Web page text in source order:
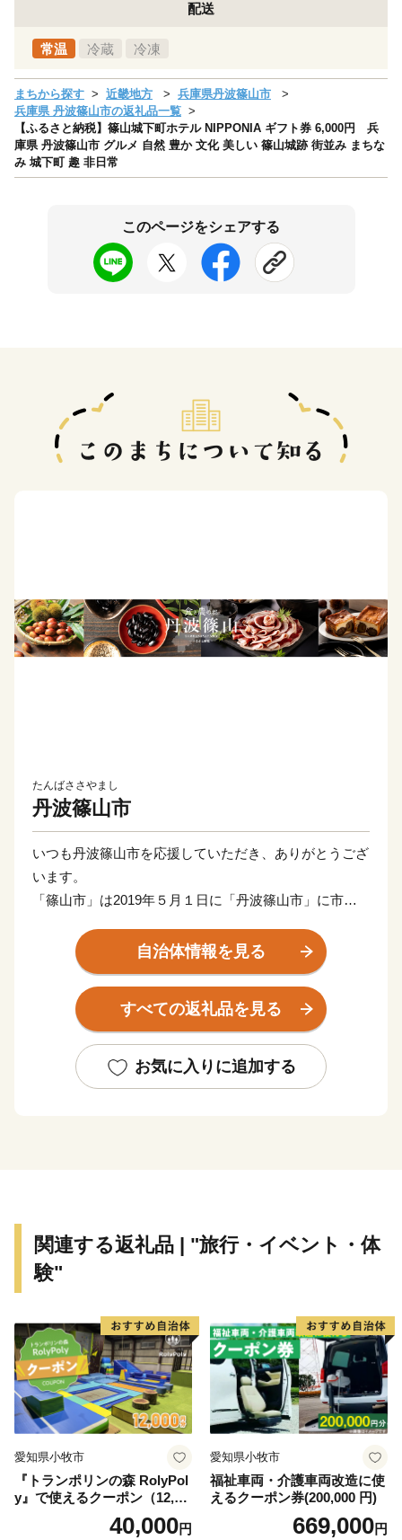
配送
常温 冷蔵 冷凍
まちから探す 近畿地方
兵庫県丹波篠山市
兵庫県 丹波篠山市の返礼品一覧
【ふるさと納税】篠山城下町ホテル NIPPONIA ギフト券 6,000円 兵
庫県 丹波篠山市 グルメ 自然 豊か 文化 美しい 篠山城跡 街並み まちな
み 城下町 趣 非日常
このページをシェアする
たんばささやまし
丹波篠山市
いつも丹波篠山市を応援していただき、ありがとうござ
います。
「篠山市」は2019年５月１日に「丹波篠山市」に市名
これからも、小京都や日本の原風景ともいわれるまちな
み、景観、自然や文化を守り、黒大豆をはじめとする美
味しい農産物をPRしていきます。
おかげさまで「丹波篠山」は、今、大きな人気を呼び、
さととして、全国に発信します。
そんなふるさとを応援していただける皆さまの温かい
＼のどかな田園風景と歴史が息づく丹波篠山は、懐の深
兵庫県中東部、四方を山々に囲まれた篠山盆地に位置
し、古来、京都への交通の要として栄えてきた歴史ある
城下町。
まちなみや山鉾が巡行する祭礼など、現在も京都文化の
影響が随所に色濃く残っています。
また、盆地特有の昼夜の気候や、秋から冬にかけて発生
する「丹波霧」などの独特の気候風土が、全国的にも有
名な「丹波篠山黒豆」をはじめとした多くの特産物を育
んでおり、歴史や文化を感じながら四季の味覚もお楽し
みいただけます。
自治体情報を見る
すべての返礼品を見る
お気に入りに追加する
関連する返礼品 | "旅行・イベント・体
験"
愛知県小牧市
『トランポリンの森 RolyPol
y』で使えるクーポン（12,00
40,000円
愛知県小牧市
福祉車両・介護車両改造に使
えるクーポン券(200,000 円)
669,000円